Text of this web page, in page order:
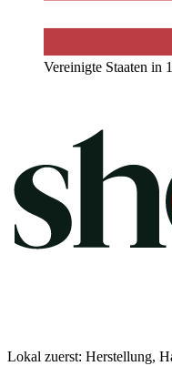
Vereinigte Staaten in
Lokal zuerst: Herstellung,